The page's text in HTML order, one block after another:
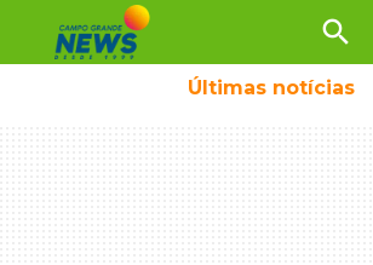
search
Últimas notícias